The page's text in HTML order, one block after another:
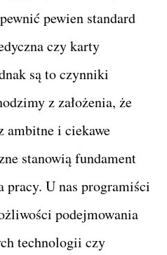
pewien standard
czy karty
są to czynniki
z założenia, że
ambitne i ciekawe
stanowią fundament
pracy. U nas programiści
podejmowania
technologii czy